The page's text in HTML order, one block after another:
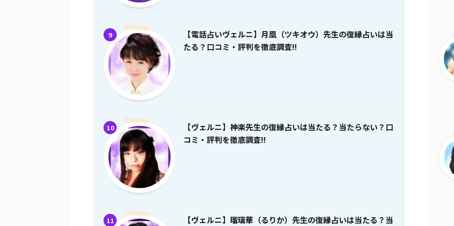
9
【電話占いヴェルニ】月凰（ツキオウ）先生の復縁占いは当
たる？口コミ・評判を徹底調査!!
10
【ヴェルニ】神楽先生の復縁占いは当たる？当たらない？口
コミ・評判を徹底調査!!
11
【ヴェルニ】瑠璃華（るりか）先生の復縁占いは当たる？当